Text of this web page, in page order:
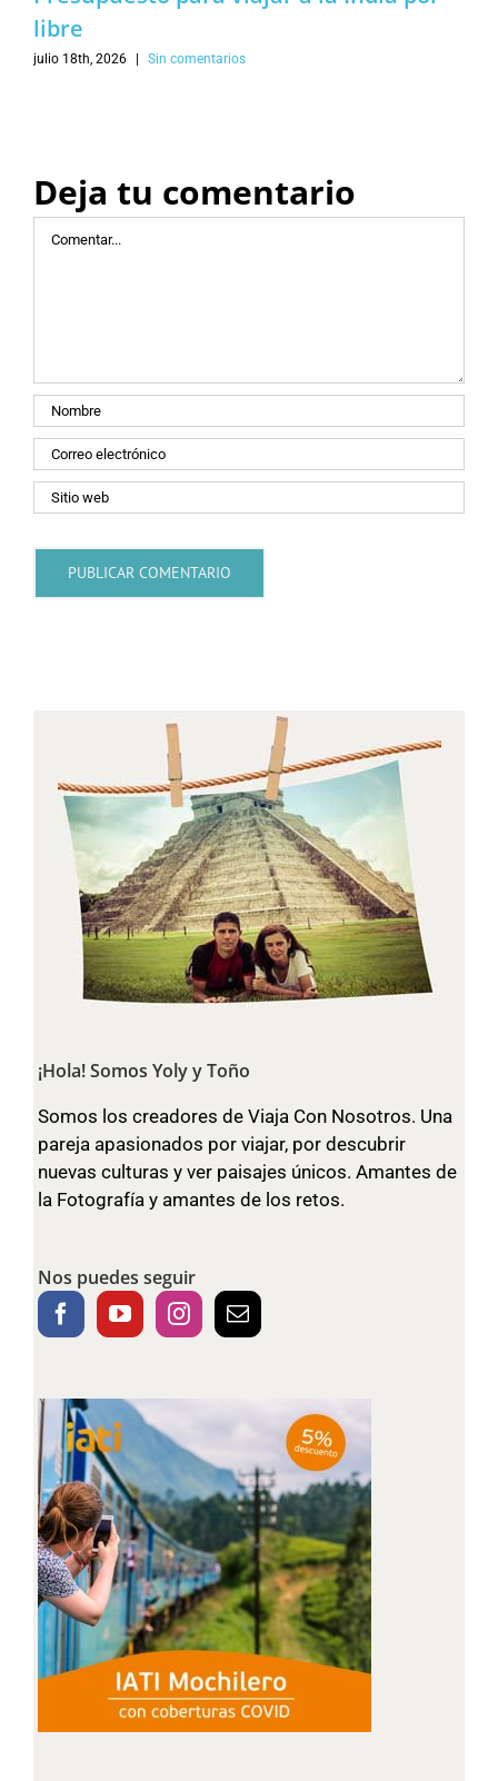
libre
julio 18th, 2026 Sin comentarios
Deja tu comentario
Comentar
¡Hola! Somos Yoly y Toño
Somos los creadores de Viaja Con Nosotros. Una
pareja apasionados por viajar, por descubrir
nuevas culturas y ver paisajes únicos. Amantes de
la Fotografía y amantes de los retos.
Nos puedes seguir